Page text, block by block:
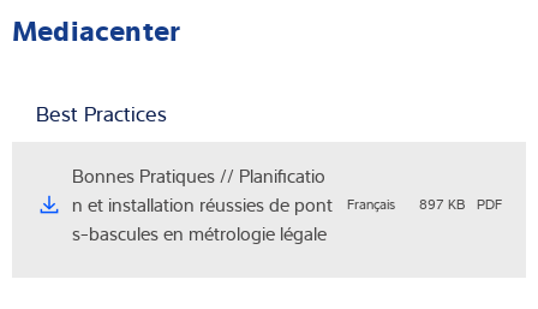
Mediacenter
Best Practices
Bonnes Pratiques // Planificatio
n et installation réussies de pont
s-bascules en métrologie légale
Français 897 KB PDF